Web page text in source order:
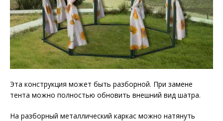
Эта конструкция может быть разборной. При замене
тента можно полностью обновить внешний вид шатра.
На разборный металлический каркас можно натянуть